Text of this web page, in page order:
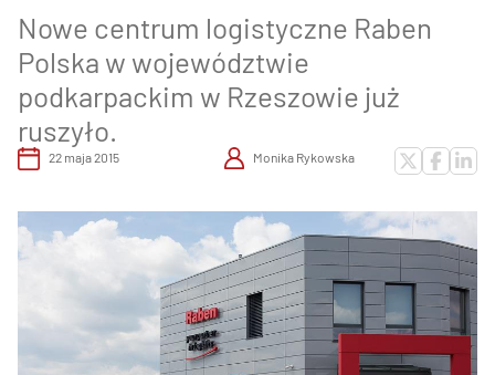
Nowe centrum logistyczne Raben
Polska w województwie
podkarpackim w Rzeszowie już
ruszyło.
22 maja 2015 Monika Rykowska